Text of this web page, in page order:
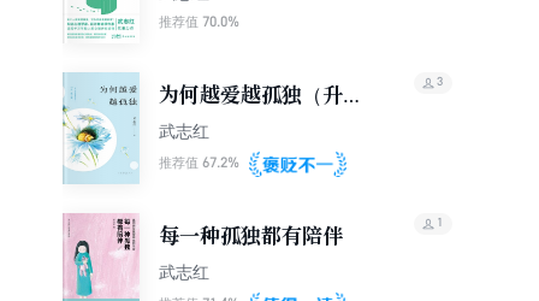
推荐值 70.0%
为何越爱越孤独（升级
版）
武志红
推荐值 67.2%
3
每一种孤独都有陪伴
武志红
1